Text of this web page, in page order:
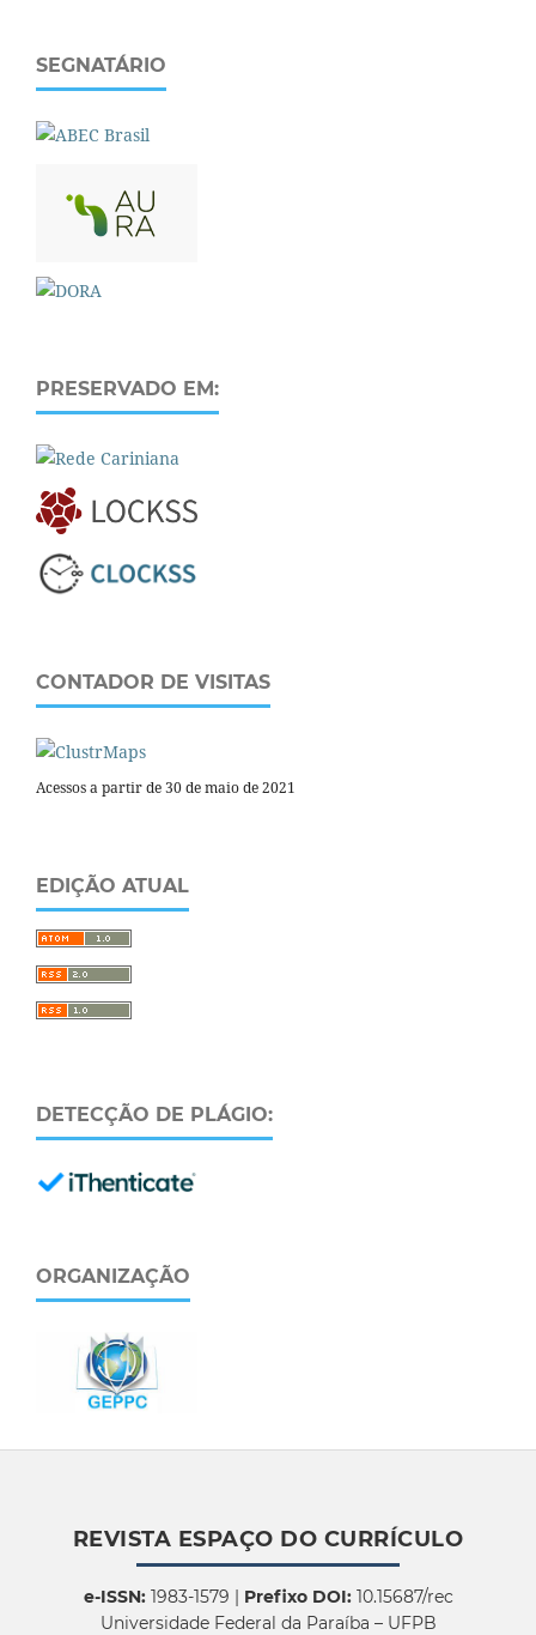
SEGNATÁRIO
PRESERVADO EM:
CONTADOR DE VISITAS
Acessos a partir de 30 de maio de 2021
EDIÇÃO ATUAL
DETECÇÃO DE PLÁGIO:
ORGANIZAÇÃO
REVISTA ESPAÇO DO CURRÍCULO
e-ISSN:1983-1579 | Prefixo DOI:10.15687/rec
Universidade Federal da Paraíba – UFPB